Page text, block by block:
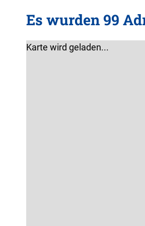
Es wurden 99
Karte wird geladen...